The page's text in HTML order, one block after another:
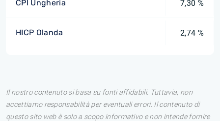
CPI Ungheria 7,30 %
HICP Olanda 2,74 %
Il nostro contenuto si basa su fonti affidabili. Tuttavia, non
accettiamo responsabilità per eventuali errori. Il contenuto di
questo sito web è solo a scopo informativo e non intende fornire